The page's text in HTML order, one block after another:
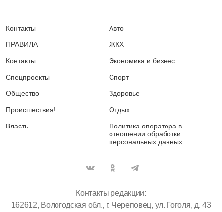
Контакты
ПРАВИЛА
Контакты
Спецпроекты
Общество
Происшествия!
Власть
Авто
ЖКХ
Экономика и бизнес
Спорт
Здоровье
Отдых
Политика оператора в
отношении обработки
персональных данных
Контакты редакции:
162612, Вологодская обл., г. Череповец, ул. Гоголя, д. 43